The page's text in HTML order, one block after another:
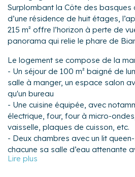
Surplombant la Côte des basques
d’une résidence de huit étages,
215 m² offre l’horizon à perte de
panorama qui relie le phare de
Le logement se compose de la
- Un séjour de 100 m² baigné de
salle à manger, un espace salon
qu'un bureau
- Une cuisine équipée, avec
électrique, four, four à micro-
vaisselle, plaques de cuisson, etc.
- Deux chambres avec un lit
chacune sa salle d’eau attenante
WC dans la salle de bain pour la